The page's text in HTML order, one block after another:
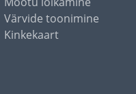
Värvide toonimine
Kinkekaart